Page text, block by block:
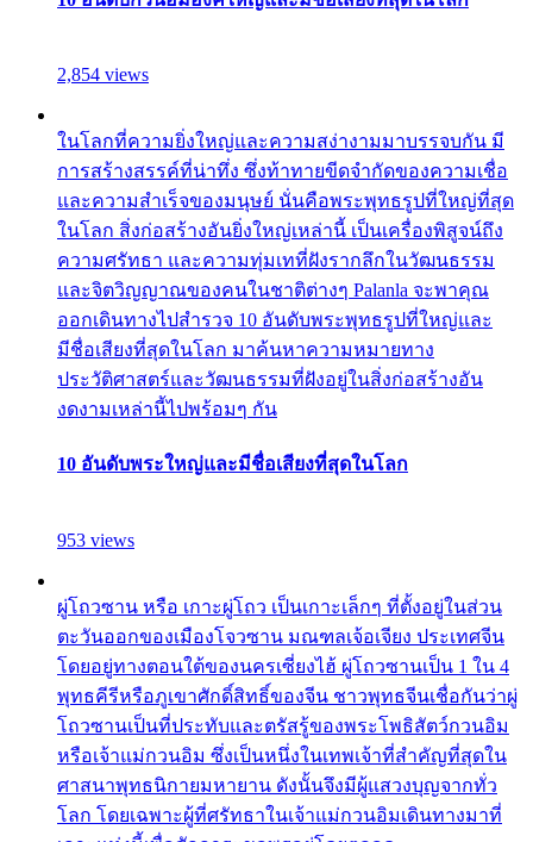
2,854 views
ในโลกที่ความยิ่งใหญ่และความสง่างามมาบรรจบกัน มี
การสร้างสรรค์ที่น่าทึ่ง ซึ่งท้าทายขีดจำกัดของความเชื่อ
และความสำเร็จของมนุษย์ นั่นคือพระพุทธรูปที่ใหญ่ที่สุด
ในโลก สิ่งก่อสร้างอันยิ่งใหญ่เหล่านี้ เป็นเครื่องพิสูจน์ถึง
ความศรัทธา และความทุ่มเทที่ฝังรากลึกในวัฒนธรรม
และจิตวิญญาณของคนในชาติต่างๆ Palanla จะพาคุณ
ออกเดินทางไปสำรวจ 10 อันดับพระพุทธรูปที่ใหญ่และ
มีชื่อเสียงที่สุดในโลก มาค้นหาความหมายทาง
ประวัติศาสตร์และวัฒนธรรมที่ฝังอยู่ในสิ่งก่อสร้างอัน
งดงามเหล่านี้ไปพร้อมๆ กัน
10 อันดับพระใหญ่และมีชื่อเสียงที่สุดในโลก
953 views
ผู่โถวซาน หรือ เกาะผู่โถว เป็นเกาะเล็กๆ ที่ตั้งอยู่ในส่วน
ตะวันออกของเมืองโจวซาน มณฑลเจ้อเจียง ประเทศจีน
โดยอยู่ทางตอนใต้ของนครเซี่ยงไฮ้ ผู่โถวซานเป็น 1 ใน 4
พุทธคีรีหรือภูเขาศักดิ์สิทธิ์ของจีน ชาวพุทธจีนเชื่อกันว่าผู่
โถวซานเป็นที่ประทับและตรัสรู้ของพระโพธิสัตว์กวนอิม
หรือเจ้าแม่กวนอิม ซึ่งเป็นหนึ่งในเทพเจ้าที่สำคัญที่สุดใน
ศาสนาพุทธนิกายมหายาน ดังนั้นจึงมีผู้แสวงบุญจากทั่ว
โลก โดยเฉพาะผู้ที่ศรัทธาในเจ้าแม่กวนอิมเดินทางมาที่